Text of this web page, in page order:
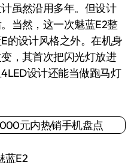
虽然沿用多年。但设计
当然，这一次魅蓝E2整
的设计风格之外。在机身
，其首次把闪光灯放进
设计还能当做跑马灯
蓝E2